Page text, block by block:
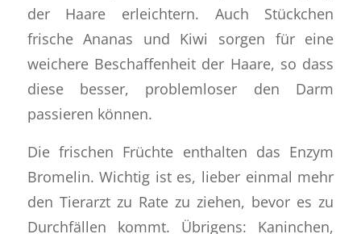
der Haare erleichtern. Auch Stückchen
frische Ananas und Kiwi sorgen für eine
weichere Beschaffenheit der Haare, so dass
diese besser, problemloser den Darm
passieren können.
Die frischen Früchte enthalten das Enzym
Bromelin. Wichtig ist es, lieber einmal mehr
den Tierarzt zu Rate zu ziehen, bevor es zu
Durchfällen kommt. Übrigens: Kaninchen,